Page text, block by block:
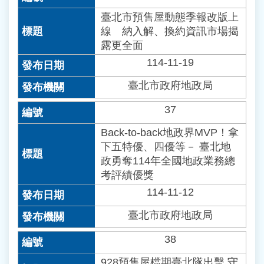
臺北市預售屋動態季報改版上
線 納入解、換約資訊市場揭
露更全面
114-11-19
臺北市政府地政局
37
Back-to-back地政界MVP！拿
下五特優、四優等－ 臺北地
政勇奪114年全國地政業務總
考評績優獎
114-11-12
臺北市政府地政局
38